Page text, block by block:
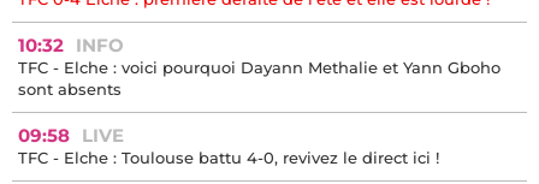
10:32 INFO
TFC - Elche : voici pourquoi Dayann Methalie et Yann Gboho
sont absents
09:58 LIVE
TFC - Elche : Toulouse battu 4-0, revivez le direct ici !